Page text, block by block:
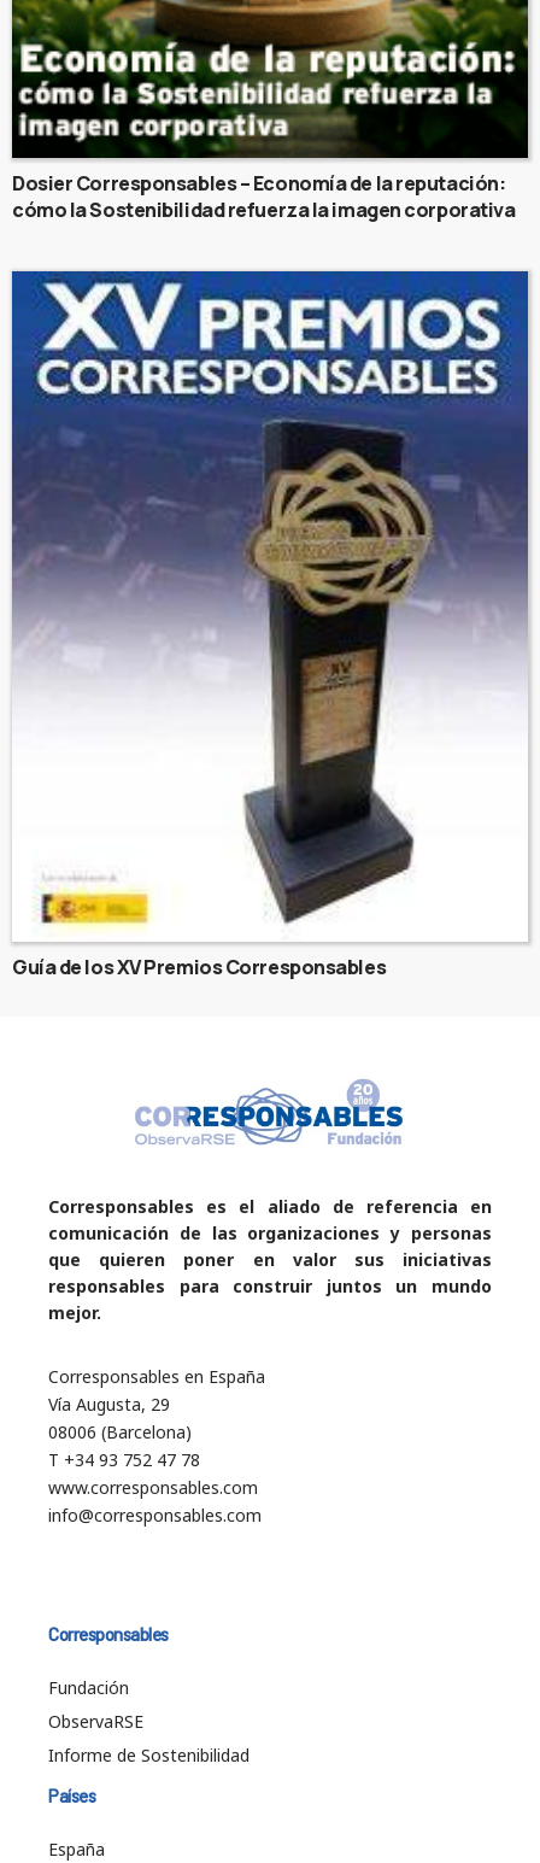
Dosier Corresponsables – Economía de la reputación:
cómo la Sostenibilidad refuerza la imagen corporativa
Guía de los XV Premios Corresponsables
Corresponsables es el aliado de referencia en
comunicación de las organizaciones y personas
que quieren poner en valor sus iniciativas
responsables para construir juntos un mundo
mejor.
Corresponsables en España
Vía Augusta, 29
08006 (Barcelona)
T +34 93 752 47 78
www.corresponsables.com
info@corresponsables.com
Corresponsables
Fundación
ObservaRSE
Informe de Sostenibilidad
Países
España